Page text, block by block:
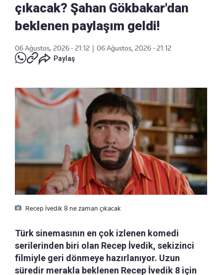
çıkacak? Şahan Gökbakar'dan
beklenen paylaşım geldi!
06 Ağustos, 2026 - 21:12
06 Ağustos, 2026 - 21:12
Paylaş
Recep İvedik 8 ne zaman çıkacak
Türk sinemasının en çok izlenen komedi
serilerinden biri olan Recep İvedik, sekizinci
filmiyle geri dönmeye hazırlanıyor. Uzun
süredir merakla beklenen Recep İvedik 8 için